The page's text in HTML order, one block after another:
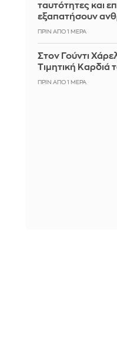
ταυτότητες και
εξαπατήσουν
ΠΡΙΝ ΑΠΌ 1 ΜΈΡΑ
Στον Γούντι
Τιμητική Καρδιά
ΠΡΙΝ ΑΠΌ 1 ΜΈΡΑ